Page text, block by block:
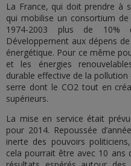
La France, qui doit prendre à
qui mobilise un consortium
1974-2003 plus de 10%
Développement aux dépens
énergétique. Pour ce même
et les énergies
durable effective de la
serre dont le CO2 tout en
supérieurs.
La mise en service était
pour 2014. Repoussée
inerte des pouvoirs
cela pourrait être avec 10 ans